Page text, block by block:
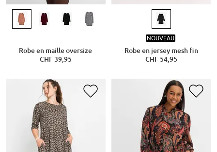
Robe en maille oversize
CHF 39,95
NOUVEAU
Robe en jersey mesh fin
CHF 54,95